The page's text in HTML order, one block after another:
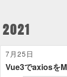
2021
7月25日
Vue3でaxiosを
About
Recents